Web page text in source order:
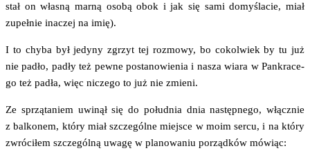
stał on wła­sną mar­ną oso­bą obok i jak się sami domy­śla­cie, miał
zupeł­nie ina­czej na imię).
I to chy­ba był jedy­ny zgrzyt tej roz­mo­wy, bo cokol­wiek by tu już
nie padło, padły też pew­ne posta­no­wie­nia i nasza wia­ra w Pan­kra­ce­
go też padła, więc nicze­go to już nie zmieni.
Ze sprzą­ta­niem uwi­nął się do połu­dnia dnia następ­ne­go, włącz­nie
z bal­ko­nem, któ­ry miał szcze­gól­ne miej­sce w moim ser­cu, i na któ­ry
zwró­ci­łem szcze­gól­ną uwa­gę w pla­no­wa­niu porząd­ków mówiąc: